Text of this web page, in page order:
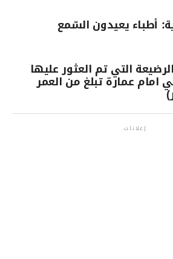
أطباء يعيدون السّمع
التي تم العثور عليها
عمارة تبلغ من العمر
إعلانات